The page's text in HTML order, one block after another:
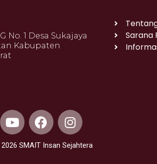
No. 1 Desa Sukajaya
Kabupaten
Sarana
Y
o
u
t
F
a
c
e
I
n
s
t
SMAIT Insan Sejahtera